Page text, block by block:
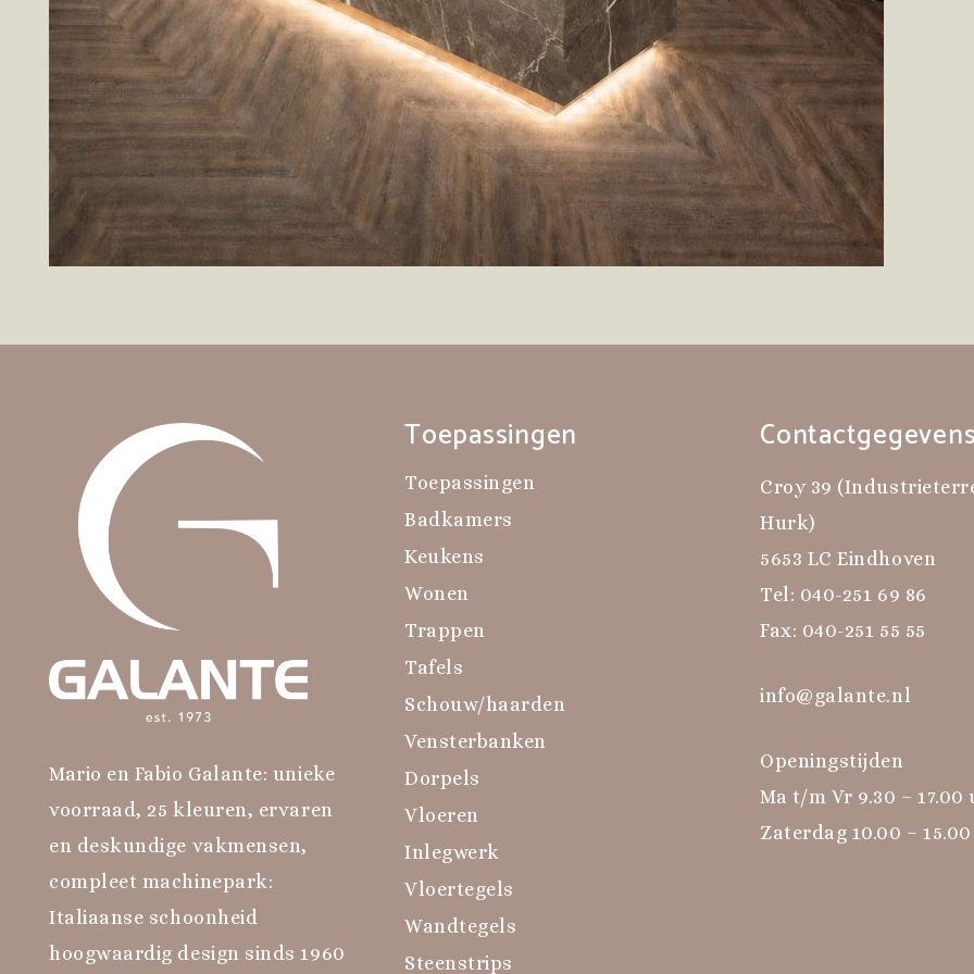
Mario en Fabio Galante: unieke
voorraad, 25 kleuren, ervaren
en deskundige vakmensen,
compleet machinepark:
Italiaanse schoonheid
hoogwaardig design sinds 1960
Toepassingen
Toepassingen
Badkamers
Keukens
Wonen
Trappen
Tafels
Schouw/haarden
Vensterbanken
Dorpels
Vloeren
Inlegwerk
Vloertegels
Wandtegels
Steenstrips
Contactgegevens
Croy 39
Hurk)
5653 LC Eindhoven
Tel: 040-251 69 86
Fax: 040-251 55 55
info@galante.nl
Openingstijden
Ma t/m Vr 9.30 – 17.00
Zaterdag 10.00 –